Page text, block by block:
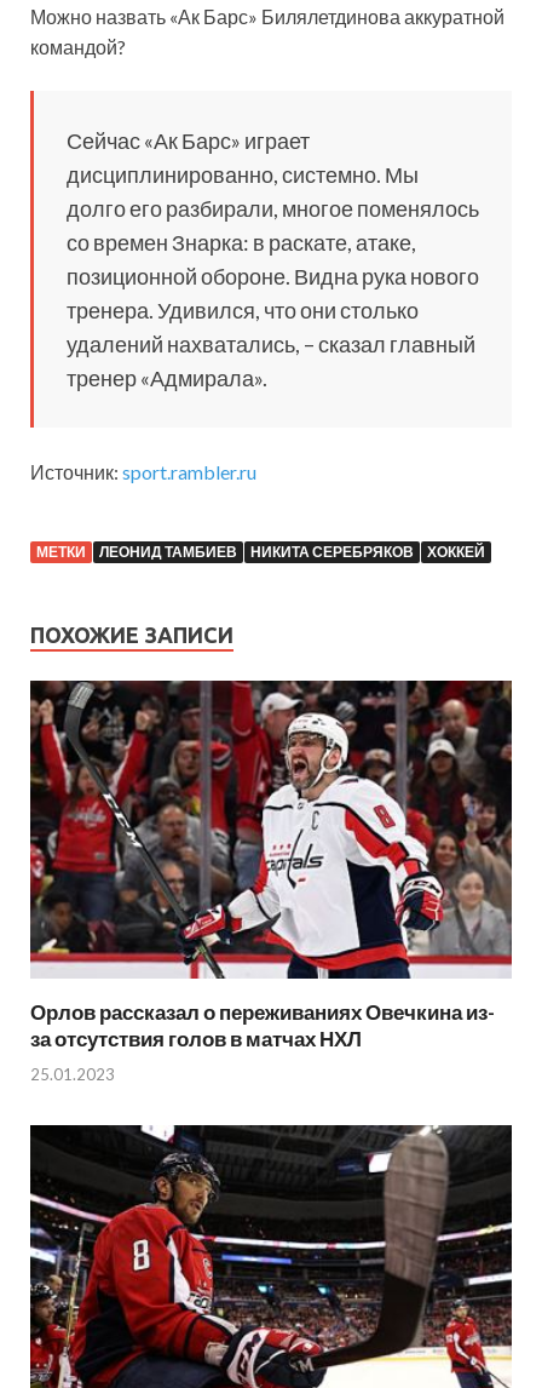
Можно назвать «Ак Барс» Билялетдинова аккуратной
командой?
Сейчас «Ак Барс» играет
дисциплинированно, системно. Мы
долго его разбирали, многое поменялось
со времен Знарка: в раскате, атаке,
позиционной обороне. Видна рука нового
тренера. Удивился, что они столько
удалений нахватались, – сказал главный
тренер «Адмирала».
Источник: sport.rambler.ru
МЕТКИ ЛЕОНИД ТАМБИЕВ НИКИТА СЕРЕБРЯКОВ ХОККЕЙ
ПОХОЖИЕ ЗАПИСИ
Орлов рассказал о переживаниях Овечкина из-
за отсутствия голов в матчах НХЛ
25.01.2023